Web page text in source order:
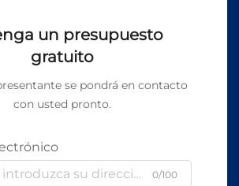
un presupuesto
gratuito
se pondrá en contacto
con usted pronto.
0/100